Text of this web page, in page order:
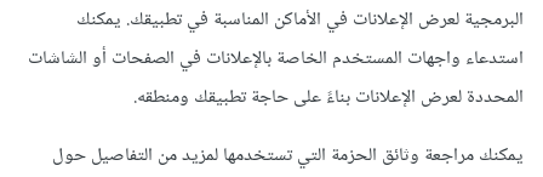
البرمجية لعرض الإعلانات في الأماكن المناسبة في تطبيقك. يمكنك
استدعاء واجهات المستخدم الخاصة بالإعلانات في الصفحات أو الشاشات
المحددة لعرض الإعلانات بناءً على حاجة تطبيقك ومنطقه.
يمكنك مراجعة وثائق الحزمة التي تستخدمها لمزيد من التفاصيل حول